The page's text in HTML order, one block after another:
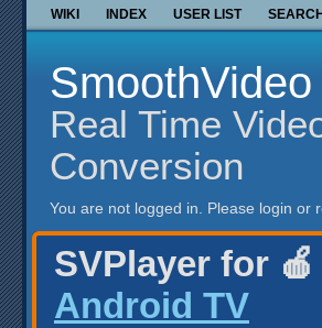
WIKI INDEX USER LIST
Real Time
Conversion
You are not logged in. Please login or
SVPlayer for 🍎
Android TV